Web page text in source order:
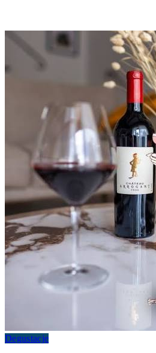
Degustacje